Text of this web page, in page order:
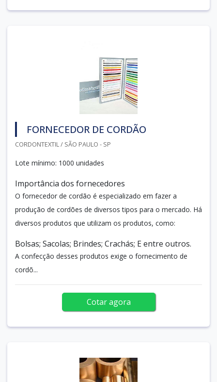
FORNECEDOR DE CORDÃO
CORDONTEXTIL / SÃO PAULO - SP
Lote mínimo: 1000 unidades
Importância dos fornecedores
O fornecedor de cordão é especializado em fazer a
produção de cordões de diversos tipos para o mercado. Há
diversos produtos que utilizam os produtos, como:
Bolsas; Sacolas; Brindes; Crachás; E entre outros.
A confecção desses produtos exige o fornecimento de
cordõ...
Cotar agora